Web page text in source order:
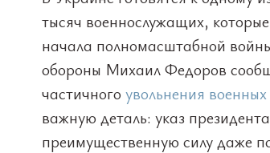
тысяч военнослужащих,
начала полномасштабной
обороны Михаил Федоров
частичного увольнения военных
важную деталь: указ
преимущественную силу даже